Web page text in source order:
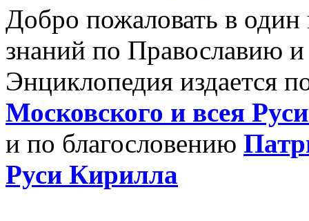
Добро пожаловать в
знаний по Православию
Энциклопедия издается
Московского и всея
и по благословению
Руси Кирилла